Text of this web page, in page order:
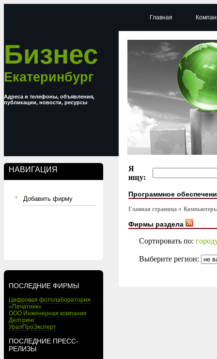
Бизнес
Екатеринбург
Адреса и телефоны, объявления,
публикации, новости, ресурсы
НАВИГАЦИЯ
Добавить фирму
ПОСЛЕДНИЕ ФИРМЫ
Цифровая фотолаборатория
«Печатник»
ООО Инженерная компания
Делтринг
УралПроЭксперт
ПОСЛЕДНИЕ ПРЕСС-
РЕЛИЗЫ
Главная
Я
ищу:
Программное
Главная страница
Фирмы раздела
Сортировать по:
Выберите регион: